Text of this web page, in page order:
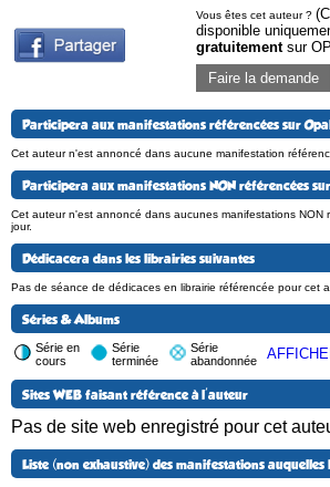
Vous êtes cet auteur ?
disponible
gratuitementsur
Faire la demande
Participera aux manifestations référencées sur
Cet auteur n'est annoncé dans aucune manifestation
Participera aux manifestations NON référencées
Cet auteur n'est annoncé dans aucunes manifestations NON
jour.
Dédicacera dans les librairies suivantes
Pas de séance de dédicaces en librairie référencée pour cet
Séries & Albums
Série en
cours
Série
terminée
Série
abandonnée
Sites WEB faisant référence à l'auteur
Pas de site web enregistré pour cet
Liste (non exhaustive) des manifestations